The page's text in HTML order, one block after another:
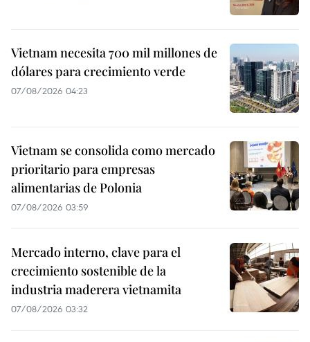
Vietnam necesita 700 mil millones de
dólares para crecimiento verde
07/08/2026 04:23
Vietnam se consolida como mercado
prioritario para empresas
alimentarias de Polonia
07/08/2026 03:59
Mercado interno, clave para el
crecimiento sostenible de la
industria maderera vietnamita
07/08/2026 03:32